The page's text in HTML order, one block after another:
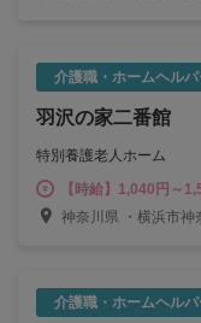
円(時間単位 : 資格等)
介護職・ホームヘル
羽沢の家二番館
特別養護老人ホーム
【時給】1,040円～
神奈川県 ・横浜市神
介護職・ホームヘル